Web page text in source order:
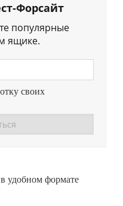
Форсайт
популярные
ящике.
своих
удобном формате